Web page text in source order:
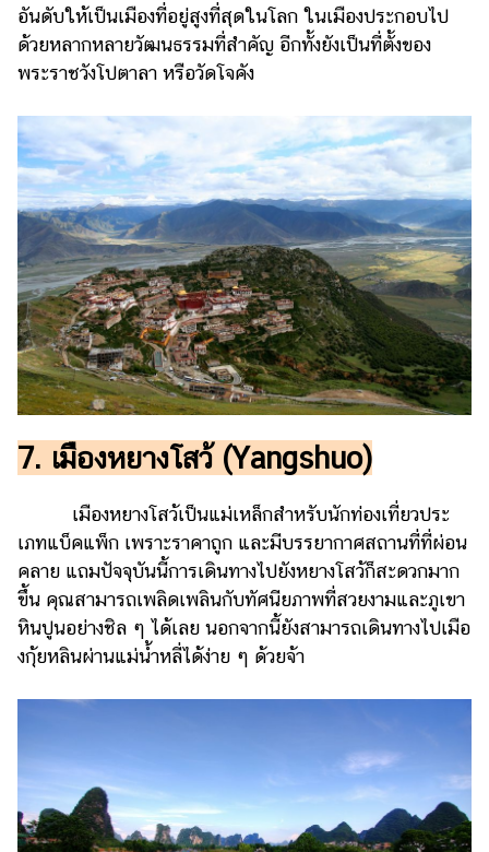
อันดับให้เป็นเมืองที่อยู่สูงที่สุดในโลก ในเมืองประกอบไป
ด้วยหลากหลายวัฒนธรรมที่สำคัญ อีกทั้งยังเป็นที่ตั้งของ
พระราชวังโปตาลา หรือวัดโจคัง
7. เมืองหยางโสว้ (Yangshuo)
เมืองหยางโสว้เป็นแม่เหล็กสำหรับนักท่องเที่ยวประ
เภทแบ็คแพ็ก เพราะราคาถูก และมีบรรยากาศสถานที่ที่ผ่อน
คลาย แถมปัจจุบันนี้การเดินทางไปยังหยางโสว้ก็สะดวกมาก
ขึ้น คุณสามารถเพลิดเพลินกับทัศนียภาพที่สวยงามและภูเขา
หินปูนอย่างชิล ๆ ได้เลย นอกจากนี้ยังสามารถเดินทางไปเมือ
งกุ้ยหลินผ่านแม่น้ำหลี่ได้ง่าย ๆ ด้วยจ้า